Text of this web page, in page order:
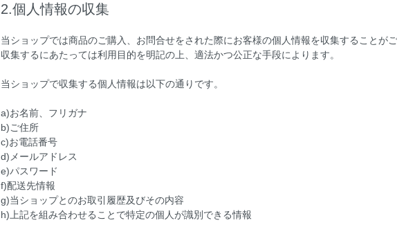
2.個人情報の収集
当ショップでは商品のご購入、お問合せをされた際にお客様の個人情報を収集することがご
収集するにあたっては利用目的を明記の上、適法かつ公正な手段によります。
当ショップで収集する個人情報は以下の通りです。
a)お名前、フリガナ
b)ご住所
c)お電話番号
d)メールアドレス
e)パスワード
f)配送先情報
g)当ショップとのお取引履歴及びその内容
h)上記を組み合わせることで特定の個人が識別できる情報